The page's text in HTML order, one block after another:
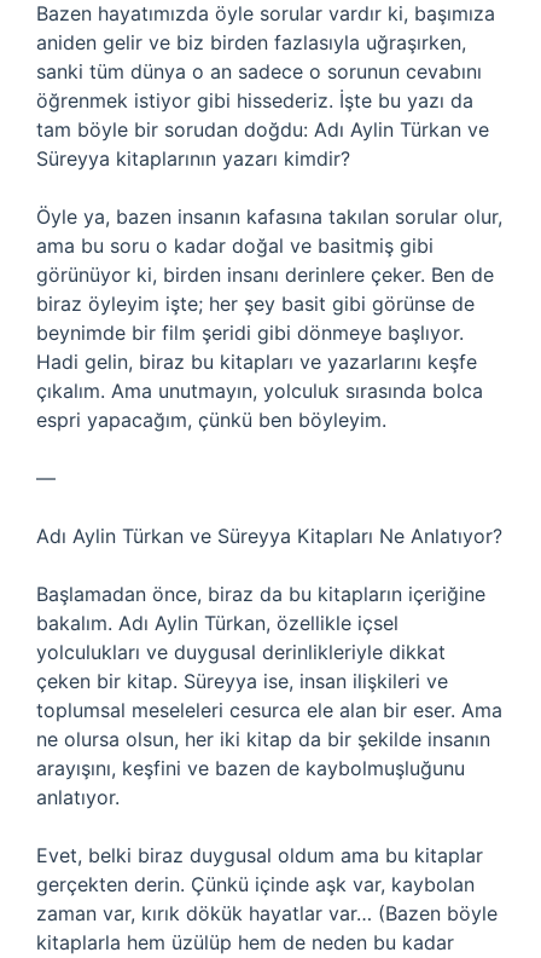
Bazen hayatımızda öyle sorular vardır ki, başımıza
aniden gelir ve biz birden fazlasıyla uğraşırken,
sanki tüm dünya o an sadece o sorunun cevabını
öğrenmek istiyor gibi hissederiz. İşte bu yazı da
tam böyle bir sorudan doğdu: Adı Aylin Türkan ve
Süreyya kitaplarının yazarı kimdir?
Öyle ya, bazen insanın kafasına takılan sorular olur,
ama bu soru o kadar doğal ve basitmiş gibi
görünüyor ki, birden insanı derinlere çeker. Ben de
biraz öyleyim işte; her şey basit gibi görünse de
beynimde bir film şeridi gibi dönmeye başlıyor.
Hadi gelin, biraz bu kitapları ve yazarlarını keşfe
çıkalım. Ama unutmayın, yolculuk sırasında bolca
espri yapacağım, çünkü ben böyleyim.
—
Adı Aylin Türkan ve Süreyya Kitapları Ne Anlatıyor?
Başlamadan önce, biraz da bu kitapların içeriğine
bakalım. Adı Aylin Türkan, özellikle içsel
yolculukları ve duygusal derinlikleriyle dikkat
çeken bir kitap. Süreyya ise, insan ilişkileri ve
toplumsal meseleleri cesurca ele alan bir eser. Ama
ne olursa olsun, her iki kitap da bir şekilde insanın
arayışını, keşfini ve bazen de kaybolmuşluğunu
anlatıyor.
Evet, belki biraz duygusal oldum ama bu kitaplar
gerçekten derin. Çünkü içinde aşk var, kaybolan
zaman var, kırık dökük hayatlar var… (Bazen böyle
kitaplarla hem üzülüp hem de neden bu kadar